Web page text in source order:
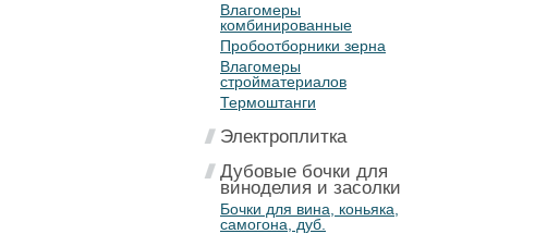
Влагомеры
комбинированные
Пробоотборники зерна
Влагомеры
стройматериалов
Термоштанги
Электроплитка
Дубовые бочки для
виноделия и засолки
Бочки для вина, коньяка,
самогона, дуб.